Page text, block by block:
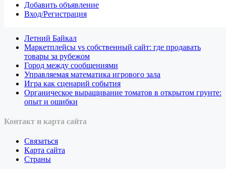
Добавить объявление
Вход/Регистрация
О нас
Летний Байкал
Маркетплейсы vs собственный сайт: где продавать
товары за рубежом
Город между сообщениями
Управляемая математика игрового зала
Игра как сценарий события
Органическое выращивание томатов в открытом грунте:
опыт и ошибки
Контакт и карта сайта
Связаться
Карта сайта
Страны